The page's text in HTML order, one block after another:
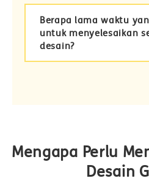
Berapa lama waktu
untuk menyelesaikan
desain?
Mengapa Perlu
Desain